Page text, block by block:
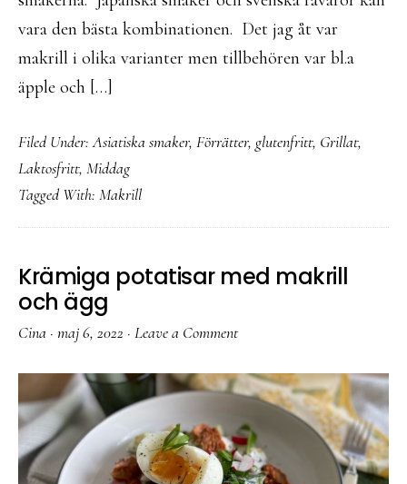
vara den bästa kombinationen. Det jag åt var
makrill i olika varianter men tillbehören var bl.a
äpple och […]
Filed Under:Asiatiska smaker, Förrätter, glutenfritt, Grillat,
Laktosfritt, Middag
Tagged With: Makrill
Krämiga potatisar med makrill
och ägg
Cina · maj 6, 2022 · Leave a Comment